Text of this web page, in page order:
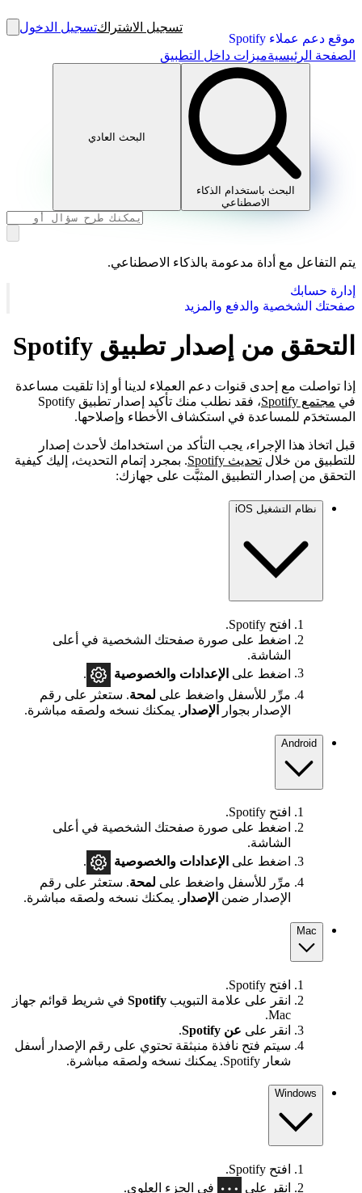
موقع دعم عملاء Spotify
تسجيل الاشتراكتسجيل الدخول
الصفحة الرئيسيةميزات داخل التطبيق
البحث باستخدام الذكاء
الاصطناعي
البحث العادي
يتم التفاعل مع أداة مدعومة بالذكاء الاصطناعي.
إدارة حسابك
صفحتك الشخصية والدفع والمزيد
التحقق من إصدار تطبيق Spotify
إذا تواصلت مع إحدى قنوات دعم العملاء لدينا أو إذا تلقيت مساعدة
في مجتمع Spotify
، فقد نطلب منك تأكيد إصدار تطبيق Spotify
المستخدَم للمساعدة في استكشاف الأخطاء وإصلاحها.
قبل اتخاذ هذا الإجراء، يجب التأكد من استخدامك لأحدث إصدار
للتطبيق من خلال تحديث Spotify
. بمجرد إتمام التحديث، إليك كيفية
التحقق من إصدار التطبيق المثبَّت على جهازك:
نظام التشغيل iOS
افتح Spotify.
اضغط على صورة صفحتك الشخصية في أعلى
الشاشة.
اضغط على الإعدادات والخصوصية
.
مرِّر للأسفل واضغط على لمحة. ستعثر على رقم
الإصدار بجوار
الإصدار . يمكنك نسخه ولصقه مباشرة.
Android
افتح Spotify.
اضغط على صورة صفحتك الشخصية في أعلى
الشاشة.
اضغط على الإعدادات والخصوصية
.
مرِّر للأسفل واضغط على لمحة. ستعثر على رقم
الإصدار ضمن الإصدار . يمكنك نسخه ولصقه مباشرة.
Mac
افتح Spotify.
انقر على علامة التبويب Spotify في شريط قوائم جهاز
Mac.
انقر على عن Spotify
.
سيتم فتح نافذة منبثقة تحتوي على رقم الإصدار أسفل
شعار Spotify. يمكنك نسخه ولصقه مباشرة.
Windows
افتح Spotify.
انقر على
في الجزء العلوي.